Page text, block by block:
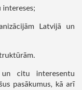
intereses;
Latvijā un
citu interesentu
pasākumus, kā arī